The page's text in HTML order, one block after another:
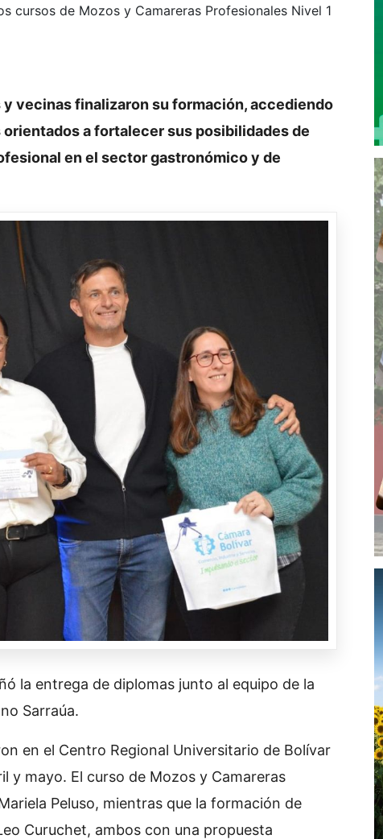
cursos de Mozos y Camareras Profesionales Nivel 1
vecinas finalizaron su formación, accediendo
a fortalecer sus posibilidades de
en el sector gastronómico y de
la entrega de diplomas junto al equipo de la
Sarraúa.
en el Centro Regional Universitario de Bolívar
y mayo. El curso de Mozos y Camareras
Peluso, mientras que la formación de
Curuchet, ambos con una propuesta